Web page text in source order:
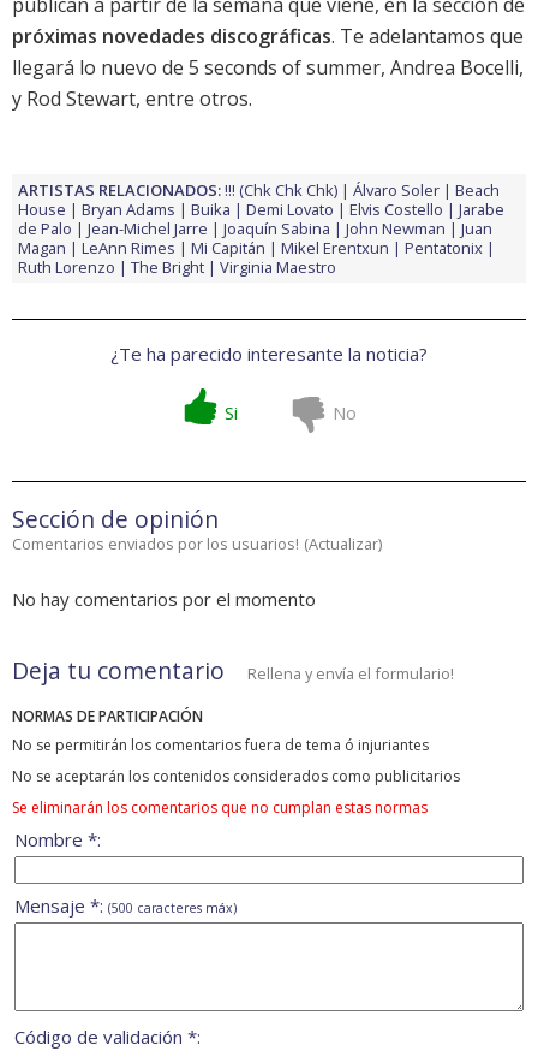
próximas novedades discográficas. Te adelantamos que
llegará lo nuevo de 5 seconds of summer, Andrea Bocelli,
y Rod Stewart, entre otros.
ARTISTAS RELACIONADOS:!!! (Chk Chk Chk) Álvaro Soler
Beach
House
Bryan Adams Buika Demi Lovato Elvis Costello
Jarabe
de Palo
Jean-Michel Jarre Joaquín Sabina John Newman
Juan
Magan
LeAnn Rimes Mi Capitán Mikel Erentxun
Pentatonix
Ruth Lorenzo
The Bright Virginia Maestro
¿Te ha parecido interesante la noticia?
Si No
Sección de opinión
Comentarios enviados por los usuarios! (Actualizar)
No hay comentarios por el momento
Deja tu comentario Rellena y envía el formulario!
NORMAS DE PARTICIPACIÓN
No se permitirán los comentarios fuera de tema ó injuriantes
No se aceptarán los contenidos considerados como publicitarios
Se eliminarán los comentarios que no cumplan estas normas
Nombre *:
Mensaje *: (500 caracteres máx)
Código de validación *: